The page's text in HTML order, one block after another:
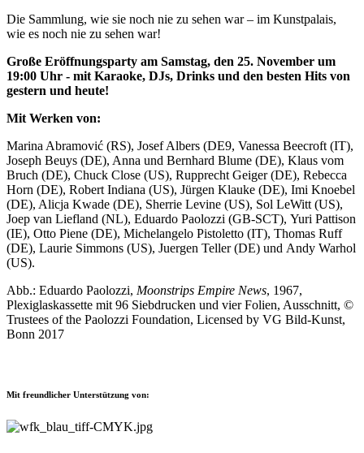
Die Sammlung, wie sie noch nie zu sehen war – im Kunstpalais,
wie es noch nie zu sehen war!
Große Eröffnungsparty am Samstag, den 25. November um
19:00 Uhr - mit Karaoke, DJs, Drinks und den besten Hits von
gestern und heute!
Mit Werken von:
Marina Abramović (RS), Josef Albers (DE9, Vanessa Beecroft (IT),
Joseph Beuys (DE), Anna und Bernhard Blume (DE), Klaus vom
Bruch (DE), Chuck Close (US), Rupprecht Geiger (DE), Rebecca
Horn (DE), Robert Indiana (US), Jürgen Klauke (DE), Imi Knoebel
(DE), Alicja Kwade (DE), Sherrie Levine (US), Sol LeWitt (US),
Joep van Liefland (NL), Eduardo Paolozzi (GB-SCT), Yuri Pattison
(IE), Otto Piene (DE), Michelangelo Pistoletto (IT), Thomas Ruff
(DE), Laurie Simmons (US), Juergen Teller (DE) und Andy Warhol
(US).
Abb.: Eduardo Paolozzi, Moonstrips Empire News, 1967,
Plexiglaskassette mit 96 Siebdrucken und vier Folien, Ausschnitt, ©
Trustees of the Paolozzi Foundation, Licensed by VG Bild-Kunst,
Bonn 2017
Mit freundlicher Unterstützung von: